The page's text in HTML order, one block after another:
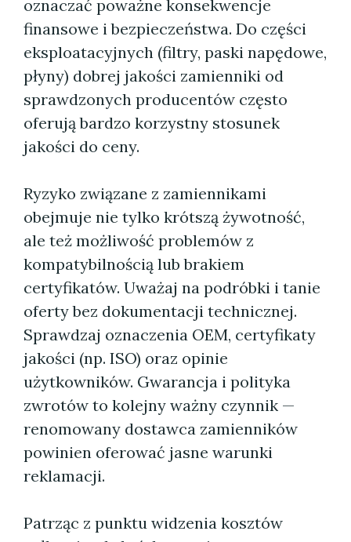
oznaczać poważne konsekwencje
finansowe i bezpieczeństwa. Do części
eksploatacyjnych (filtry, paski napędowe,
płyny) dobrej jakości zamienniki od
sprawdzonych producentów często
oferują bardzo korzystny stosunek
jakości do ceny.
Ryzyko związane z zamiennikami
obejmuje nie tylko krótszą żywotność,
ale też możliwość problemów z
kompatybilnością lub brakiem
certyfikatów. Uważaj na podróbki i tanie
oferty bez dokumentacji technicznej.
Sprawdzaj oznaczenia OEM, certyfikaty
jakości (np. ISO) oraz opinie
użytkowników. Gwarancja i polityka
zwrotów to kolejny ważny czynnik —
renomowany dostawca zamienników
powinien oferować jasne warunki
reklamacji.
Patrząc z punktu widzenia kosztów